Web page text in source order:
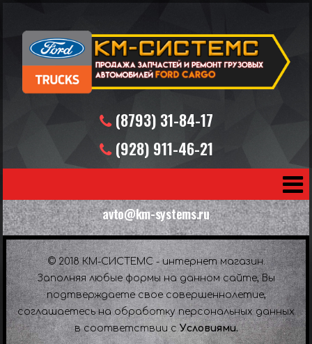
(8793) 31-84-17
(928) 911-46-21
avto@km-systems.ru
© 2018 КМ-СИСТЕМС - интернет магазин.
Заполняя любые формы на данном сайте, Вы
подтверждаете свое совершеннолетие,
соглашаетесь на обработку персональных данных
в соответствии сУсловиями.